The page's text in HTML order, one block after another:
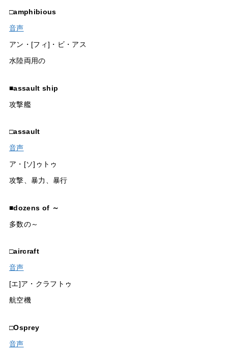
□amphibious
音声
アン・[フィ]・ビ・アス
水陸両用の
■assault ship
攻撃艦
□assault
音声
ア・[ソ]ゥトゥ
攻撃、暴力、暴行
■dozens of ～
多数の～
□aircraft
音声
[エ]ア・クラフトゥ
航空機
□Osprey
音声